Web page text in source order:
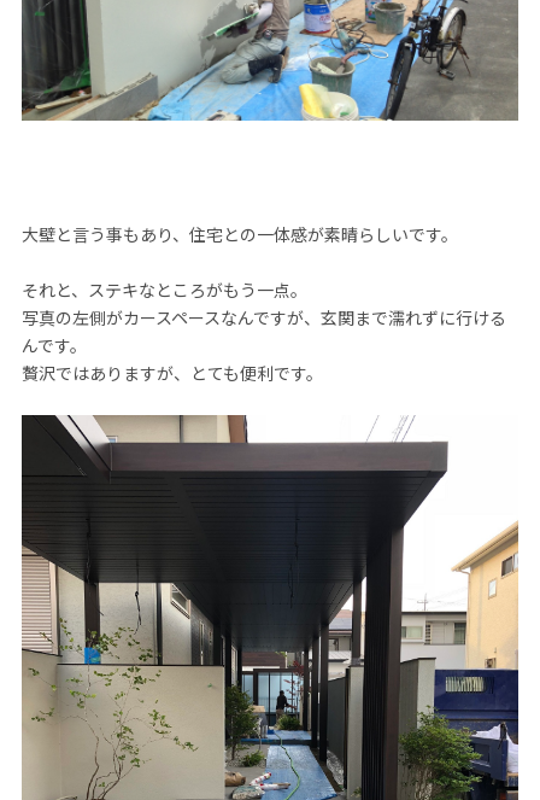
大壁と言う事もあり、住宅との一体感が素晴らしいです。
それと、ステキなところがもう一点。
写真の左側がカースペースなんですが、玄関まで濡れずに行ける
んです。
贅沢ではありますが、とても便利です。